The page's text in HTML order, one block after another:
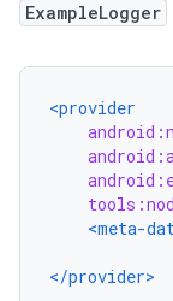
ExampleLogger
<provider
<meta-
</provider>